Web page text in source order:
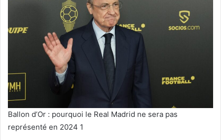
Ballon d’Or : pourquoi le Real Madrid ne sera pas
représenté en 2024 1